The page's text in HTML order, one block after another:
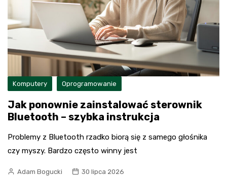
Komputery Oprogramowanie
Jak ponownie zainstalować sterownik
Bluetooth – szybka instrukcja
Problemy z Bluetooth rzadko biorą się z samego głośnika
czy myszy. Bardzo często winny jest
Adam Bogucki 30 lipca 2026